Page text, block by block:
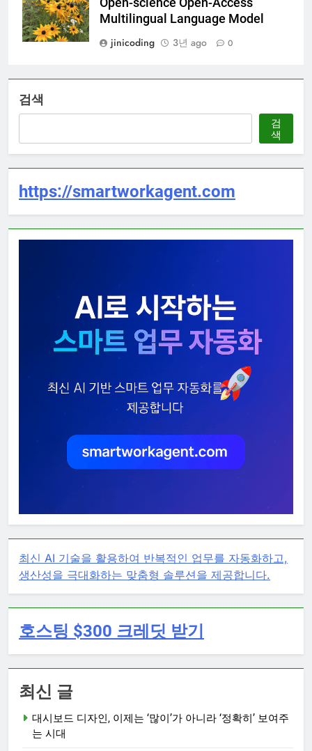
Multilingual Language Model
jinicoding
3년 ago 0
검색
검
색
https://smartworkagent.com
최신 AI 기술을 활용하여 반복적인 업무를 자동화하고,
생산성을 극대화하는 맞춤형 솔루션을 제공합니다.
호스팅 $300 크레딧 받기
최신 글
대시보드 디자인, 이제는 ‘많이’가 아니라 ‘정확히’ 보여주
는 시대